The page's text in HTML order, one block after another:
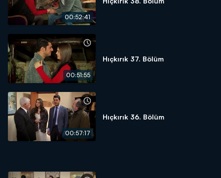
00:52:41
00:51:55
Hıçkırık 37. Bölüm
00:57:17
Hıçkırık 36. Bölüm